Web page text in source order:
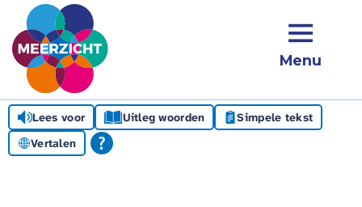
Menu
Lees voor Uitleg woorden
Simpele tekst
Vertalen